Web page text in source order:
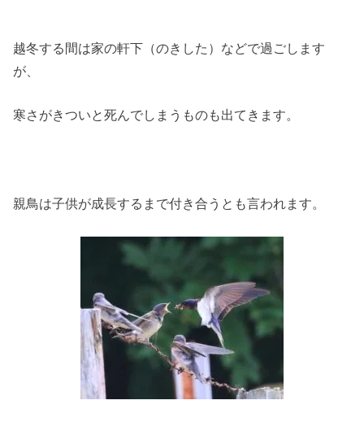
越冬する間は家の軒下（のきした）などで過ごします
が、
寒さがきついと死んでしまうものも出てきます。
親鳥は子供が成長するまで付き合うとも言われます。